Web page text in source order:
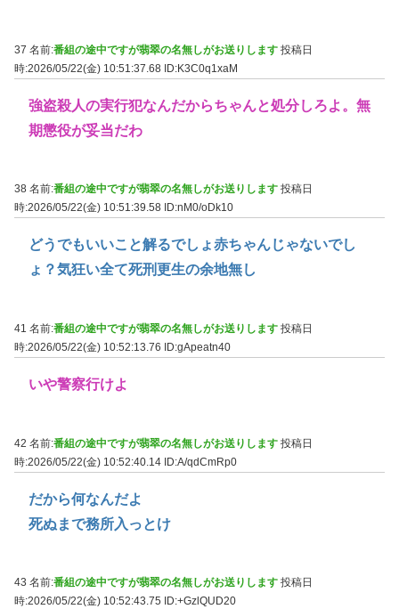
37 名前:番組の途中ですが翡翠の名無しがお送りします 投稿日
時:2026/05/22(金) 10:51:37.68 ID:K3C0q1xaM
強盗殺人の実行犯なんだからちゃんと処分しろよ。無
期懲役が妥当だわ
38 名前:番組の途中ですが翡翠の名無しがお送りします 投稿日
時:2026/05/22(金) 10:51:39.58 ID:nM0/oDk10
どうでもいいこと解るでしょ赤ちゃんじゃないでし
ょ？気狂い全て死刑更生の余地無し
41 名前:番組の途中ですが翡翠の名無しがお送りします 投稿日
時:2026/05/22(金) 10:52:13.76
ID:gApeatn40
いや警察行けよ
42 名前:番組の途中ですが翡翠の名無しがお送りします 投稿日
時:2026/05/22(金) 10:52:40.14 ID:A/qdCmRp0
だから何なんだよ
死ぬまで務所入っとけ
43 名前:番組の途中ですが翡翠の名無しがお送りします 投稿日
時:2026/05/22(金) 10:52:43.75
ID:+GzlQUD20